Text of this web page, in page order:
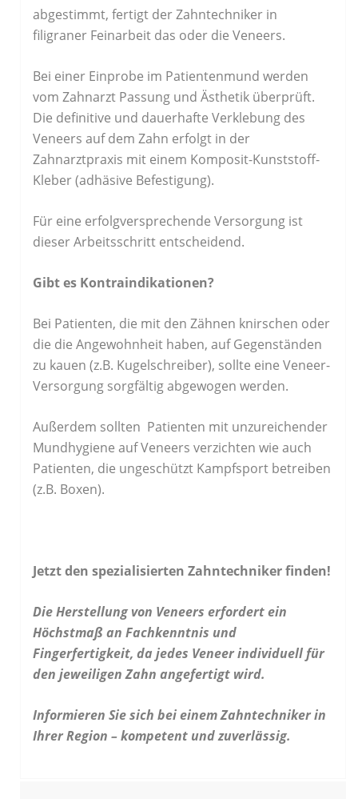
abgestimmt, fertigt der Zahntechniker in
filigraner Feinarbeit das oder die Veneers.
Bei einer Einprobe im Patientenmund werden
vom Zahnarzt Passung und Ästhetik überprüft.
Die definitive und dauerhafte Verklebung des
Veneers auf dem Zahn erfolgt in der
Zahnarztpraxis mit einem Komposit-Kunststoff-
Kleber (adhäsive Befestigung).
Für eine erfolgversprechende Versorgung ist
dieser Arbeitsschritt entscheidend.
Gibt es Kontraindikationen?
Bei Patienten, die mit den Zähnen knirschen oder
die die Angewohnheit haben, auf Gegenständen
zu kauen (z.B. Kugelschreiber), sollte eine Veneer-
Versorgung sorgfältig abgewogen werden.
Außerdem sollten Patienten mit unzureichender
Mundhygiene auf Veneers verzichten wie auch
Patienten, die ungeschützt Kampfsport betreiben
(z.B. Boxen).
Jetzt den spezialisierten Zahntechniker finden!
Die Herstellung von Veneers erfordert ein
Höchstmaß an Fachkenntnis und
Fingerfertigkeit, da jedes Veneer individuell für
den jeweiligen Zahn angefertigt wird.
Informieren Sie sich bei einem Zahntechniker in
Ihrer Region – kompetent und zuverlässig.